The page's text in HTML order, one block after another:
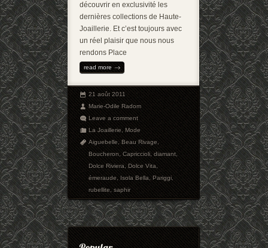
découvrir en exclusivité les
dernières collections de Haute-
Joaillerie. Et c’est toujours avec
un réel plaisir que nous nous
rendons Place
read more
21 août 2011
Marie-Odile Radom
Leave a comment
La Joaillerie,Mode
Aiguebelle,Beau Rivage,
Boucheron,Capriccioli,diamant,
Dolce Riviera,Dolce Vita,
émeraude,Isola Bella,Pariggi,
rubellite,saphir